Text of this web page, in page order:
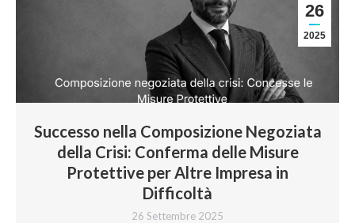
Successo nella Composizione Negoziata
della Crisi: Conferma delle Misure
Protettive per Altre Impresa in
Difficoltà
26 Settembre 2025
26
2025